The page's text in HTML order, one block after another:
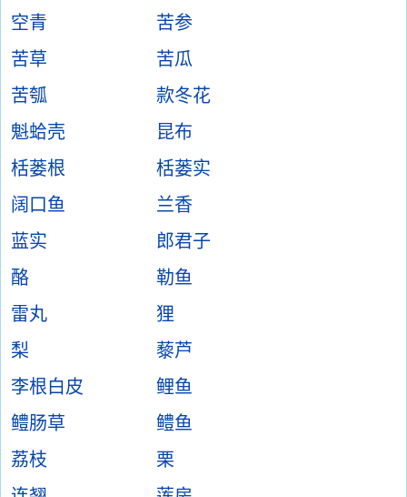
空青
苦参
苦草
苦瓜
苦瓠
款冬花
魁蛤壳
昆布
栝蒌根
栝蒌实
阔口鱼
兰香
蓝实
郎君子
酪
勒鱼
雷丸
狸
梨
藜芦
李根白皮
鲤鱼
鳢肠草
鳢鱼
荔枝
栗